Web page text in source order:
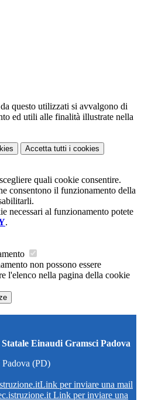
questo utilizzati si avvalgono di
ed utili alle finalità illustrate nella
Accetta tutti i cookies
quali cookie consentire.
consentono il funzionamento della
necessari al funzionamento potete
.
non possono essere
l'elenco nella pagina della cookie
Einaudi Gramsci Padova
(PD)
Link per inviare una mail
Link per inviare una